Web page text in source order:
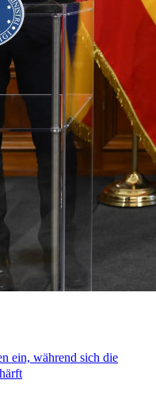
ein, während sich die